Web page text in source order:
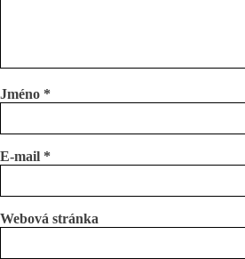
Jméno *
E-mail *
Webová stránka